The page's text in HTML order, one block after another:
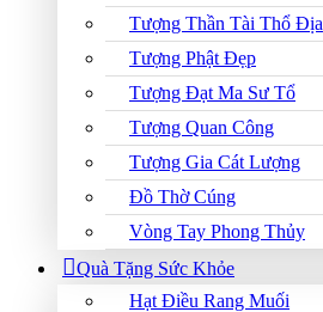
Tượng Thần Tài Thổ Địa
Tượng Phật Đẹp
Tượng Đạt Ma Sư Tổ
Tượng Quan Công
Tượng Gia Cát Lượng
Đồ Thờ Cúng
Vòng Tay Phong Thủy
Quà Tặng Sức Khỏe
Hạt Điều Rang Muối